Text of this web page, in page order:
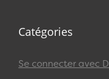
Catégories
Se connecter avec